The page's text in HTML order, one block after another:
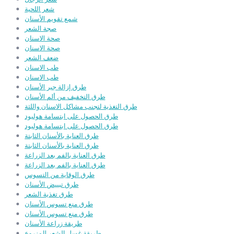
شعر اللحية
شمع تقويم الأسنان
صجة الشعر
صحة الاسنان
صحة الاسنان
ضعف الشعر
طب الاسنان
طب الاسنان
طرق إزالة جير الأسنان
طرق التخفيف من ألم الأسنان
طرق التغذية لتجنب مشاكل الاسنان واللثة
طرق الحصول على ابتسامة هوليود
طرق الحصول على ابتسامة هوليود
طرق العناية بالأسنان الثابتة
طرق العناية بالأسنان الثابتة
طرق العناية بالفم بعد الزراعة
طرق العناية بالفم بعد الزراعة
طرق الوقاية من التسوس
طرق تبييض الأسنان
طرق تغذية الشعر
طرق منع تسوس الأسنان
طرق منع تسوس الأسنان
طريقة زراعة الأسنان